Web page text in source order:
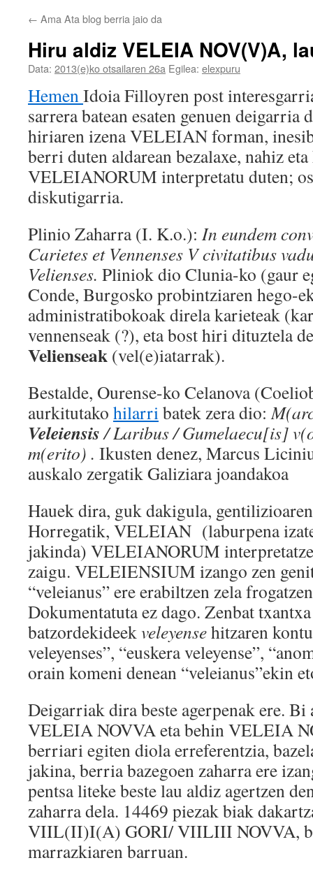
← Ama Ata blog berria jaio da
Hiru aldiz VELEIA NOV(V)A,
Data: 2013(e)ko otsailaren 26a Egilea: elexpuru
HemenIdoia Filloyren post
sarrera batean esaten genuen deigarria
hiriaren izena VELEIAN forman,
berri duten aldarean bezalaxe, nahiz
VELEIANORUM interpretatu duten;
diskutigarria.
Plinio Zaharra (I. K.o.): In eundem
Carietes et Vennenses V civitatibus
Velienses. Pliniok dio Clunia-ko (gaur
Conde, Burgosko probintziaren hego-
administratibokoak direla karieteak
vennenseak (?), eta bost hiri dituztela
Velienseak (vel(e)iatarrak).
Bestalde, Ourense-ko Celanova
aurkitutako hilarribatek zera dio:
Veleiensis/ Laribus / Gumelaecu[is]
m(erito) . Ikusten denez, Marcus
auskalo zergatik Galiziara joandakoa
Hauek dira, guk dakigula,
Horregatik, VELEIAN (laburpena
jakinda) VELEIANORUM
zaigu. VELEIENSIUM izango zen
“veleianus” ere erabiltzen zela
Dokumentatuta ez dago. Zenbat
batzordekideekveleyensehitzaren
veleyenses”, “euskera veleyense”,
orain komeni denean “veleianus”ekin
Deigarriak dira beste agerpenak ere. Bi
VELEIA NOVVA eta behin VELEIA
berriari egiten diola erreferentzia,
jakina, berria bazegoen zaharra ere
pentsa liteke beste lau aldiz agertzen
zaharra dela. 14469 piezak biak
VIIL(II)I(A) GORI/ VIILIII NOVVA,
marrazkiaren barruan.